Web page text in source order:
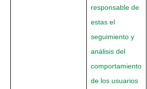
responsable de
estas el
seguimiento y
análisis del
comportamiento
de los usuarios